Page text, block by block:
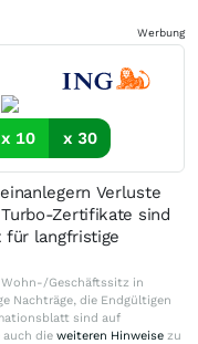
Werbung
x 10 x 30
Verluste
Zertifikate sind
für langfristige
Geschäftssitz in
Nachträge, die Endgültigen
sind auf
die weiteren Hinweise zu